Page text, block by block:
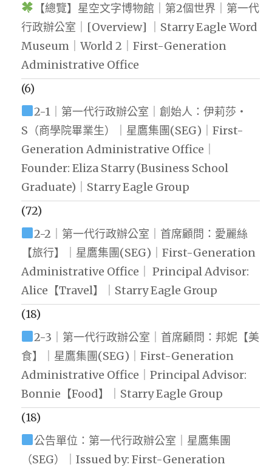
【總覽】星空文字博物館｜第2個世界｜第一代
行政辦公室｜[Overview] ｜Starry Eagle Word
Museum｜World 2｜First-Generation
Administrative Office
(6)
2-1｜第一代行政辦公室｜創始人：伊莉莎・
S（商學院畢業生）｜星鷹集團(SEG)｜First-
Generation Administrative Office｜
Founder: Eliza Starry (Business School
Graduate)｜Starry Eagle Group
(72)
2-2｜第一代行政辦公室｜首席顧問：愛麗絲
【旅行】｜星鷹集團(SEG)｜First-Generation
Administrative Office｜ Principal Advisor:
Alice【Travel】｜Starry Eagle Group
(18)
2-3｜第一代行政辦公室｜首席顧問：邦妮【美
食】｜星鷹集團(SEG)｜First-Generation
Administrative Office｜Principal Advisor:
Bonnie【Food】｜Starry Eagle Group
(18)
公告單位：第一代行政辦公室｜星鷹集團
（SEG）｜Issued by: First-Generation